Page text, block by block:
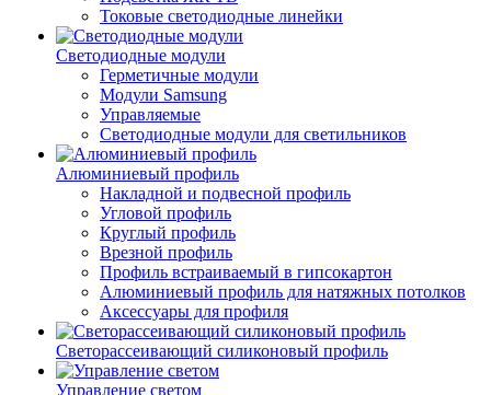
Токовые светодиодные линейки
Светодиодные модули
Герметичные модули
Модули Samsung
Управляемые
Светодиодные модули для светильников
Алюминиевый профиль
Накладной и подвесной профиль
Угловой профиль
Круглый профиль
Врезной профиль
Профиль встраиваемый в гипсокартон
Алюминиевый профиль для натяжных потолков
Аксессуары для профиля
Светорассеивающий силиконовый профиль
Управление светом